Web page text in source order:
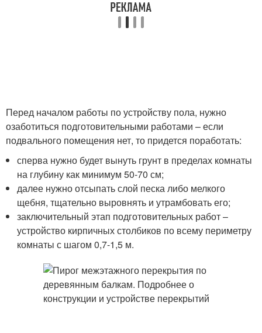
Перед началом работы по устройству пола, нужно
озаботиться подготовительными работами – если
подвального помещения нет, то придется поработать:
сперва нужно будет вынуть грунт в пределах комнаты
на глубину как минимум 50-70 см;
далее нужно отсыпать слой песка либо мелкого
щебня, тщательно выровнять и утрамбовать его;
заключительный этап подготовительных работ –
устройство кирпичных столбиков по всему периметру
комнаты с шагом 0,7-1,5 м.